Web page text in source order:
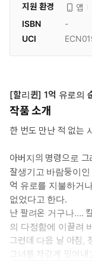
지원 환경
앱
ISBN
-
UCI
[할리퀸] 1억 유로의
작품 소개
한 번도 만난 적 없는
아버지의 명령으로
잘생기고 바람둥이
억 유로를 지불하거
없었다고 한다.
난 팔려온 거구나….
의 다정함에 이끌려
그런데 다음 날 아침,
그녀를 차갑게 밀어내